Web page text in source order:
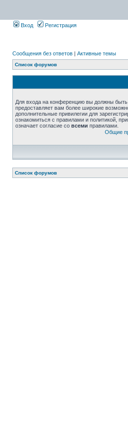
Вход Регистрация
Сообщения без ответов | Активные темы
Список форумов
Для входа на конференцию вы должны быть
предоставляет вам более широкие
дополнительные привилегии для
ознакомиться с правилами и политикой,
означает согласие со всеми правилами.
Общие
Список форумов